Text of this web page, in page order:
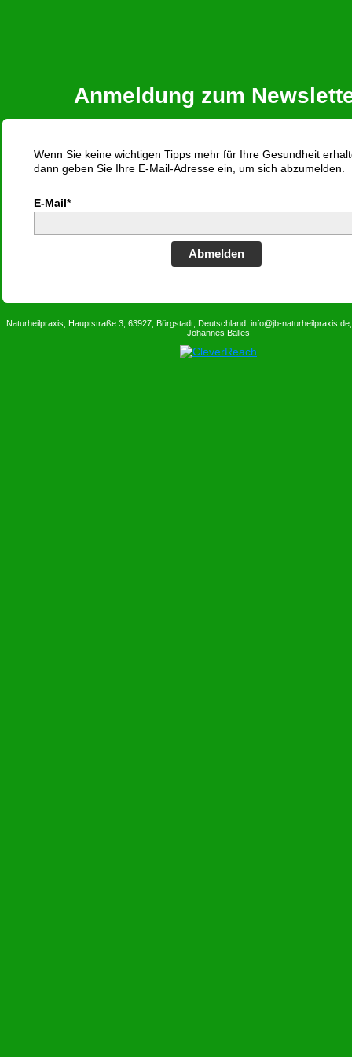
Anmeldung zum
Wenn Sie keine wichtigen Tipps mehr für Ihre Gesundheit
dann geben Sie Ihre E-Mail-Adresse ein, um sich abzumelden.
E-Mail*
Abmelden
Naturheilpraxis, Hauptstraße 3, 63927, Bürgstadt, Deutschland, info@jb-
Johannes Balles